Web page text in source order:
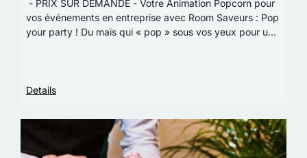
- PRIX SUR DEMANDE - Votre Animation Popcorn pour
vos événements en entreprise avec Room Saveurs : Pop
your party ! Du maïs qui « pop » sous vos yeux pour une
Details